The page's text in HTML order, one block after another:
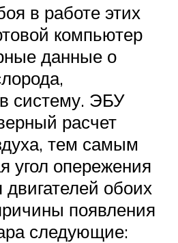
в работе этих
компьютер
данные о
систему. ЭБУ
расчет
тем самым
угол опережения
обоих
появления
следующие: